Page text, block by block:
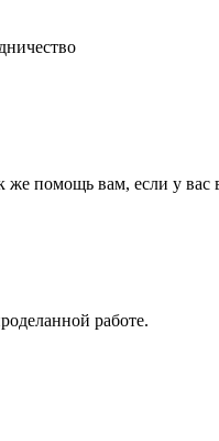
же помощь вам, если у
работе.